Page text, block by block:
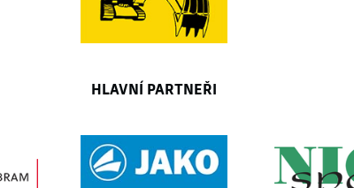
HLAVNÍ PARTNEŘI